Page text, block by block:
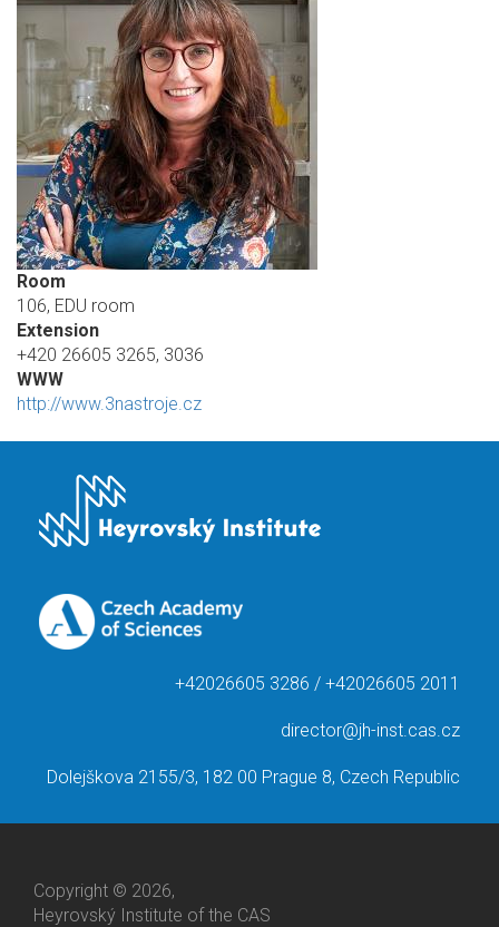
Room
106, EDU room
Extension
+420 26605 3265, 3036
WWW
http://www.3nastroje.cz
+42026605 3286 / +42026605 2011
director@jh-inst.cas.cz
Dolejškova 2155/3, 182 00 Prague 8, Czech Republic
Copyright © 2026,
Heyrovský Institute of the CAS